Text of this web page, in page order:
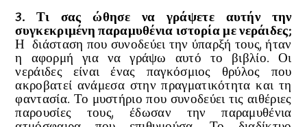
3. Τι σας ώθησε να γράψετε αυτήν την
συγκεκριμένηπαραμυθένια ιστορία με νεράιδες;
Η διάσταση που συνοδεύει την ύπαρξή τους, ήταν
η αφορμή για να γράψω αυτό το βιβλίο. Οι
νεράιδες είναι ένας παγκόσμιος θρύλος που
ακροβατεί ανάμεσα στην πραγματικότητα και τη
φαντασία. Το μυστήριο που συνοδεύει τις αιθέριες
παρουσίες τους, έδωσαν την παραμυθένια